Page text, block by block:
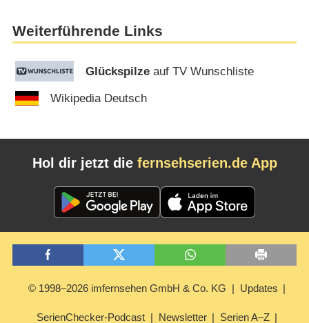
Weiterführende Links
Glückspilze auf TV Wunschliste
Wikipedia Deutsch
Hol dir jetzt die fernsehserien.de App
© 1998–2026 imfernsehen GmbH & Co. KG Updates
SerienChecker-Podcast Newsletter Serien A–Z